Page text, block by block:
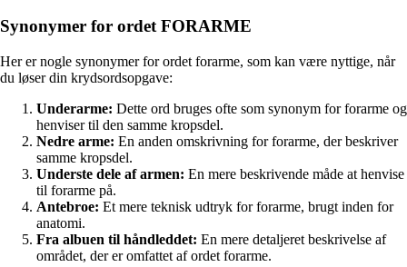
Synonymer for ordet FORARME
Her er nogle synonymer for ordet forarme, som kan være nyttige, når
du løser din krydsordsopgave:
Underarme: Dette ord bruges ofte som synonym for forarme og
henviser til den samme kropsdel.
Nedre arme: En anden omskrivning for forarme, der beskriver
samme kropsdel.
Underste dele af armen: En mere beskrivende måde at henvise
til forarme på.
Antebroe: Et mere teknisk udtryk for forarme, brugt inden for
anatomi.
Fra albuen til håndleddet: En mere detaljeret beskrivelse af
området, der er omfattet af ordet forarme.